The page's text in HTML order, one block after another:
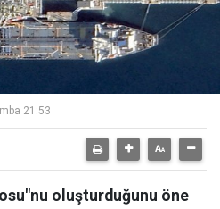
21:53
oluşturduğunu öne